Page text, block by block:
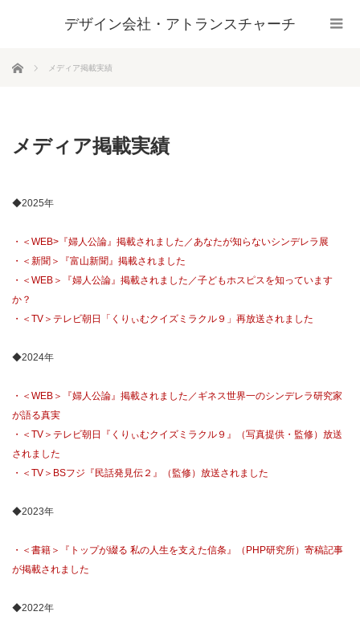
デザイン会社・アトランスチャーチ
ホーム メディア掲載実績
メディア掲載実績
◆2025年
・＜WEB>『婦人公論』掲載されました／あなたが知らないシンデレラ展
・＜新聞＞『富山新聞』掲載されました
・＜WEB＞『婦人公論』掲載されました／子どもホスピスを知っています
か？
・＜TV＞テレビ朝日「くりぃむクイズミラクル９」再放送されました
◆2024年
・＜WEB＞『婦人公論』掲載されました／ギネス世界一のシンデレラ研究家
が語る真実
・＜TV＞テレビ朝日『くりぃむクイズミラクル９』（写真提供・監修）放送
されました
・＜TV＞BSフジ『民話発見伝２』（監修）放送されました
◆2023年
・＜書籍＞『トップが綴る 私の人生を支えた信条』（PHP研究所）寄稿記事
が掲載されました
◆2022年